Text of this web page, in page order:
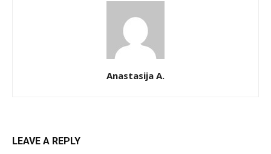
Anastasija A.
LEAVE A REPLY